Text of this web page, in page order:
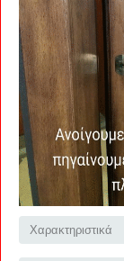
Χαρακτηριστικά